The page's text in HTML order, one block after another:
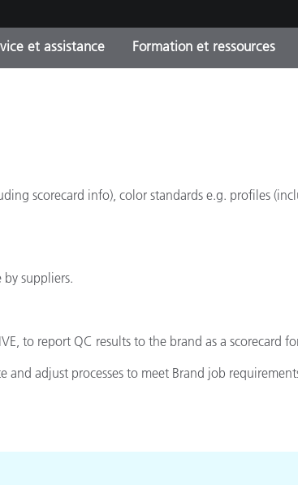
Online Store
Biens de Consommation
et assistance Formation et ressources
Meilleurs téléchargements
scorecard info), color standards e.g. profiles
by suppliers.
to report QC results to the brand as a scorecard
and adjust processes to meet Brand job